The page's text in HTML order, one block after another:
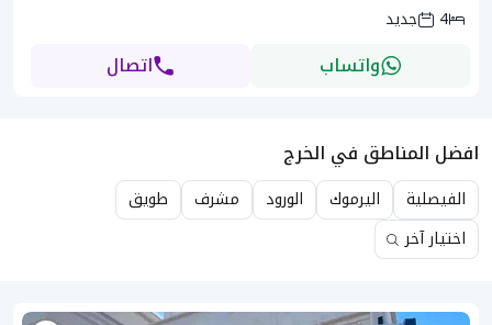
4
جديد
واتساب اتصال
افضل المناطق في الخرج
الفيصلية اليرموك الورود مشرف
طويق
اختيار آخر